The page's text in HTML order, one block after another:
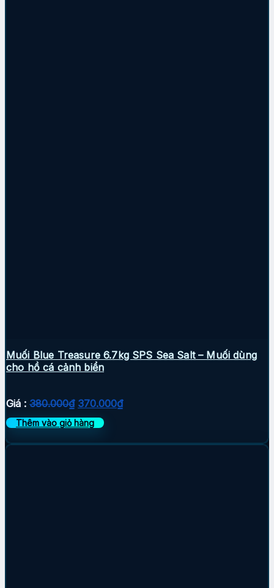
Muối Blue Treasure 6.7kg SPS Sea Salt – Muối dùng
cho hồ cá cảnh biển
Giá : 380.000₫ Giá
gốc
là:
370.000₫Giá
Thêm vào giỏ hàng